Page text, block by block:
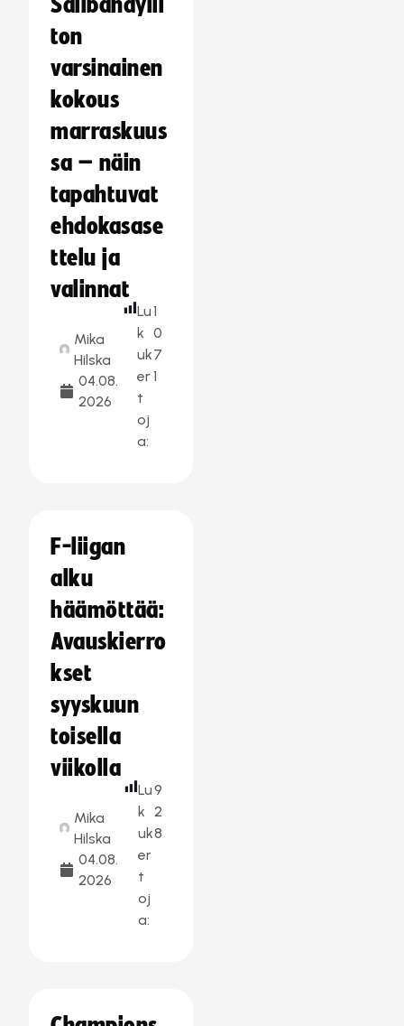
Salibandylii
ton
varsinainen
kokous
marraskuus
sa – näin
tapahtuvat
ehdokasase
ttelu ja
valinnat
Mika
Hilska
04.08.
2026
Lu
k
uk
er
t
oj
a:
1
0
7
1
F-liigan
alku
häämöttää:
Avauskierro
kset
syyskuun
toisella
viikolla
Mika
Hilska
04.08.
2026
Lu
k
uk
er
t
oj
a:
9
2
8